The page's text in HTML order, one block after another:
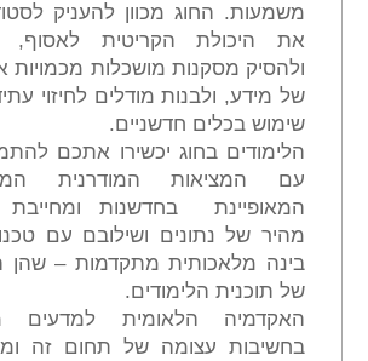
משמעות. החוג מכוון להעניק
את היכולת הקריטית לאסוף,
ולהסיק מסקנות מושכלות מכמויות
של מידע, ולבנות מודלים לחיזוי
שימוש בכלים חדשניים.
הלימודים בחוג יכשירו אתכם
עם המציאות המודרנית
המאופיינת בחדשנות ומחייבת
מהיר של נתונים ושילובם עם
בינה מלאכותית מתקדמות – שהן
של תוכנית הלימודים.
האקדמיה הלאומית למדעים
בחשיבות עצומה של תחום זה